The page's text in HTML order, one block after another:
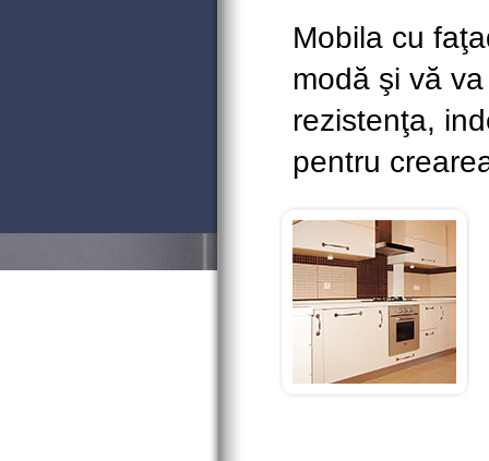
Mobila cu
modă şi vă
rezistenţa,
pentru